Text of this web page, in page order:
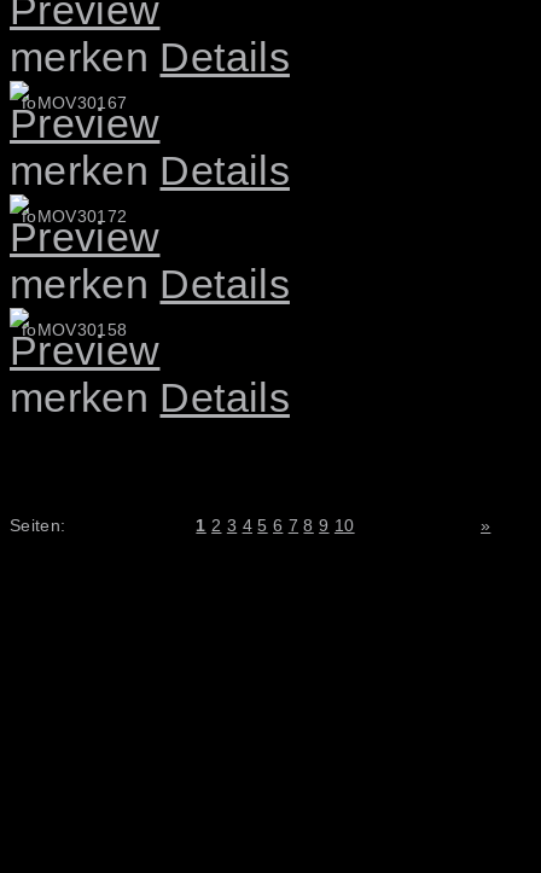
merken Details
foMOV30167
merken Details
foMOV30172
merken Details
foMOV30158
merken Details
Seiten: 1 2 3 4 5 6 7 8 9 10 »